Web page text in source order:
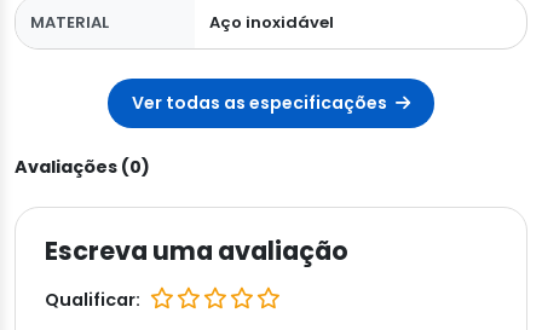
MATERIAL Aço inoxidável
Ver todas as especificações
Avaliações (0)
Escreva uma avaliação
Qualificar: